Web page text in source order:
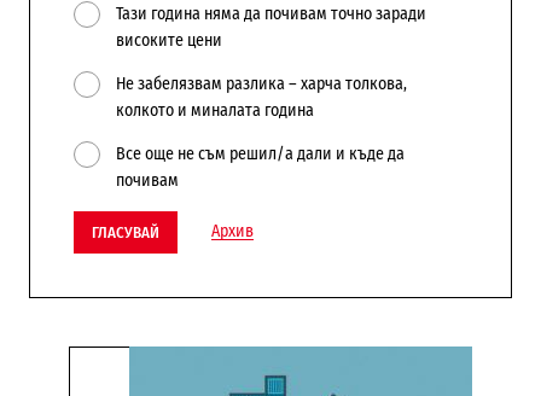
Тази година няма да почивам точно заради
високите цени
Не забелязвам разлика – харча толкова,
колкото и миналата година
Все още не съм решил/а дали и къде да
почивам
ГЛАСУВАЙ Архив